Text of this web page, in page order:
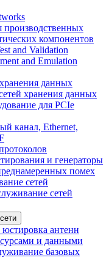
производственных
компонентов
and Validation
and Emulation
данных
хранения данных
для PCIe
канал, Ethernet,
и генераторы
помех
сетей
сетей
антенн
и данными
базовых